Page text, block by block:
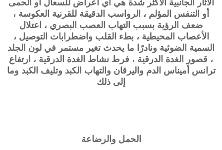
الآثار الجانبية الأكثر شدة هي أي أعراض للسعال أو الحمى
أو التنفس المؤلم ، الرواسب الدقيقة للقرنية العكوسة ،
ضعف الرؤية بسبب التهاب العصب البصري ، اعتلال
الأعصاب المحيطية ، بطء القلب واضطرابات التوصيل ،
السمية الضوئية ونادرًا ما يحدث تغير مستمر في لون الجلد
، قصور الغدة الدرقية ، فرط نشاط الغدة الدرقية ، ارتفاع
ترانس أميناس الدم واليرقان والتهاب الكبد وتليف الكبد وما
إلى ذلك
الحمل والرضاعة